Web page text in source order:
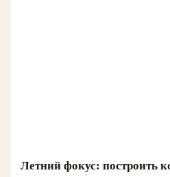
Летний фокус: построить